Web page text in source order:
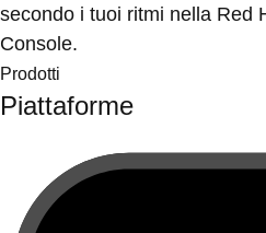
secondo i tuoi ritmi nella Red
Console.
Prodotti
Piattaforme